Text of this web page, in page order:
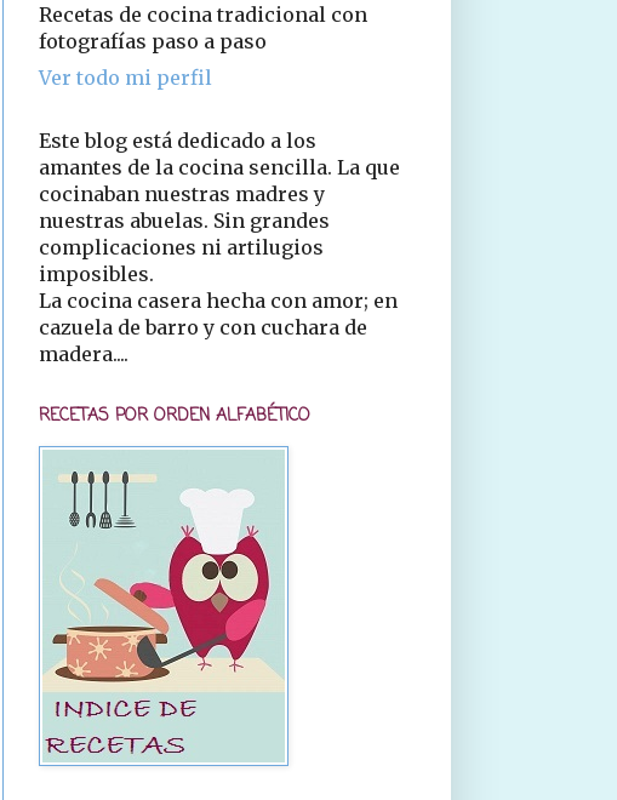
Recetas de cocina tradicional con
fotografías paso a paso
Ver todo mi perfil
Este blog está dedicado a los
amantes de la cocina sencilla. La que
cocinaban nuestras madres y
nuestras abuelas. Sin grandes
complicaciones ni artilugios
imposibles.
La cocina casera hecha con amor; en
cazuela de barro y con cuchara de
madera....
RECETAS POR ORDEN ALFABÉTICO